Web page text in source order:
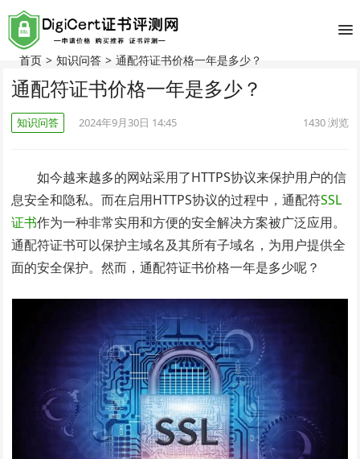
首页 > 知识问答 > 通配符证书价格一年是多少？
通配符证书价格一年是多少？
知识问答 2024年9月30日 14:45 1430浏览
如今越来越多的网站采用了HTTPS协议来保护用户的信
息安全和隐私。而在启用HTTPS协议的过程中，通配符SSL
证书作为一种非常实用和方便的安全解决方案被广泛应用。
通配符证书可以保护主域名及其所有子域名，为用户提供全
面的安全保护。然而，通配符证书价格一年是多少呢？